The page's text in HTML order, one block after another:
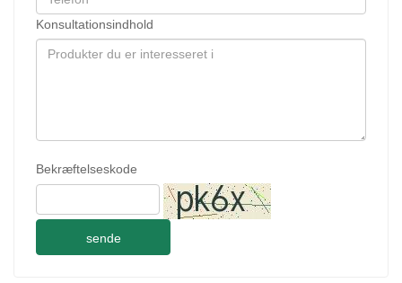
Konsultationsindhold
Bekræftelseskode
sende